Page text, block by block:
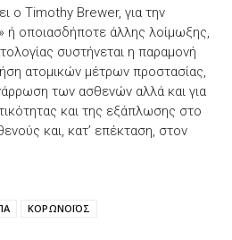
ο Timothy Brewer, για την
ή οποιασδήποτε άλλης λοίμωξης,
συστήνεται η παραμονή
ατομικών μέτρων προστασίας,
των ασθενών αλλά και για
και της εξάπλωσης στο
και, κατ’ επέκταση, στον
ΚΟΡΩΝΟΪΟΣ